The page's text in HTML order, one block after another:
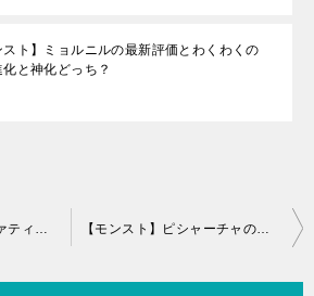
スト】ミョルニルの最新評価とわくわくの
と神化どっち？
【モンスト】サラスヴァティの評価とわくわくの実！進化と神化どっち？ 【モンスト】ピシャーチャの評価と素材の使い道(ぴしゃーちゃ)